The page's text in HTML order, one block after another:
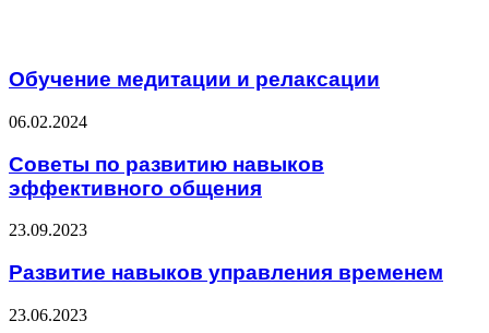
Обучение медитации и релаксации
06.02.2024
Советы по развитию навыков
эффективного общения
23.09.2023
Развитие навыков управления временем
23.06.2023